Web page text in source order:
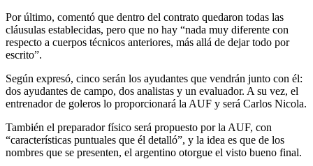
Por último, comentó que dentro del contrato quedaron todas las
cláusulas establecidas, pero que no hay “nada muy diferente con
respecto a cuerpos técnicos anteriores, más allá de dejar todo por
escrito”.
Según expresó, cinco serán los ayudantes que vendrán junto con él:
dos ayudantes de campo, dos analistas y un evaluador. A su vez, el
entrenador de goleros lo proporcionará la AUF y será Carlos Nicola.
También el preparador físico será propuesto por la AUF, con
“características puntuales que él detalló”, y la idea es que de los
nombres que se presenten, el argentino otorgue el visto bueno final.